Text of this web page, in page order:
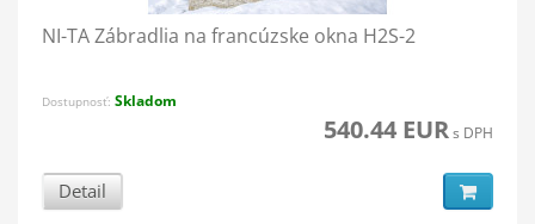
NI-TA Zábradlia na francúzske okna H2S-2
Dostupnosť: Skladom
540.44 EURs DPH
Detail